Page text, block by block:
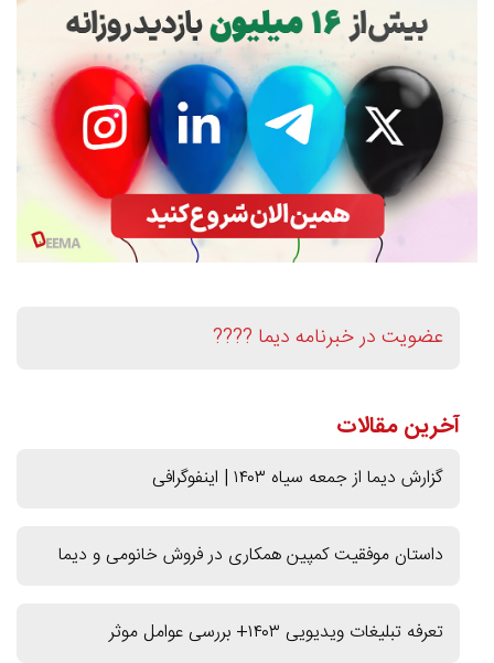
عضویت در خبرنامه دیما ????
آخرین مقالات
گزارش دیما از جمعه سیاه ۱۴۰۳ | اینفوگرافی
داستان موفقیت کمپین همکاری در فروش خانومی و دیما
تعرفه تبلیغات ویدیویی ۱۴۰۳+ بررسی عوامل موثر